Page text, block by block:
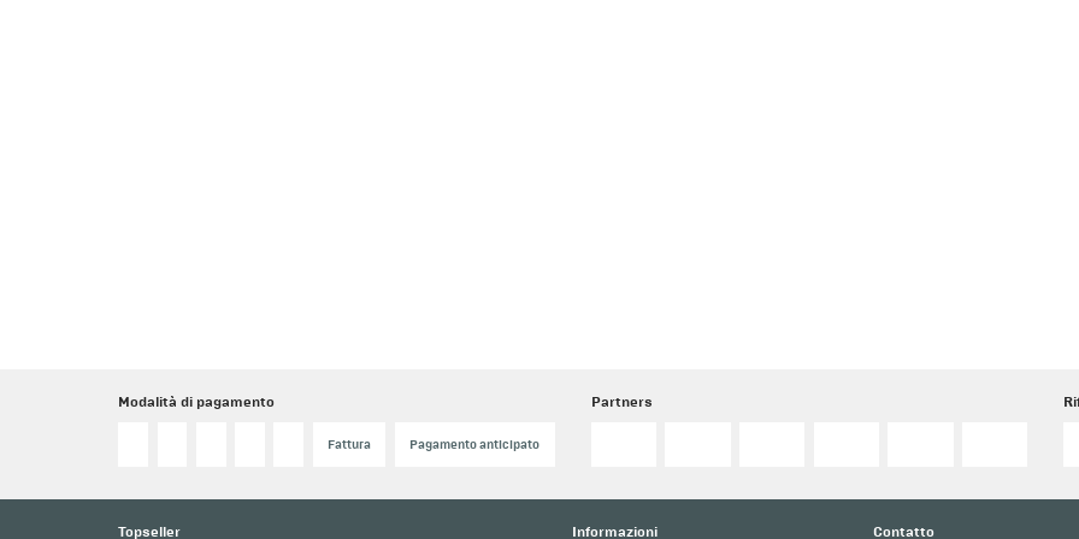
Modalità di pagamento
Fattura Pagamento anticipato
Partners
Topseller Informazioni Contatto